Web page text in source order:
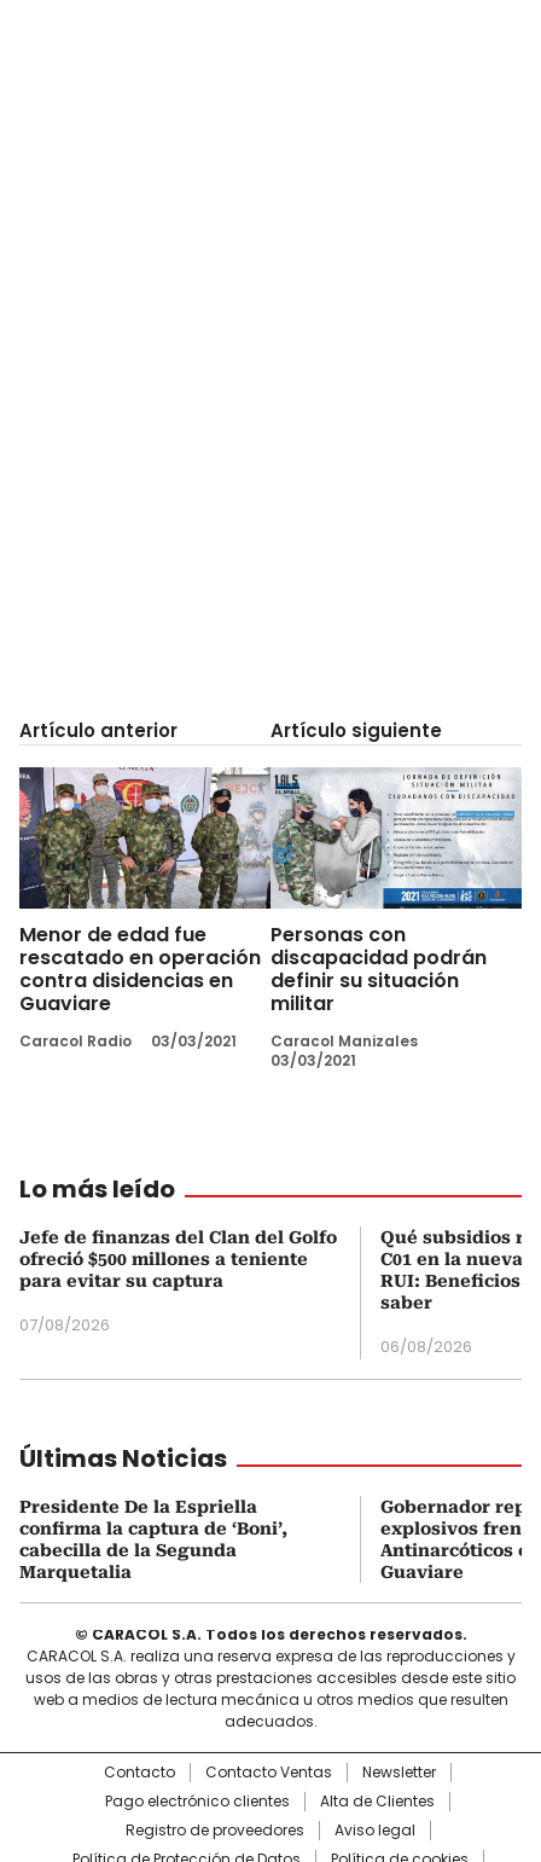
Artículo anterior
Menor de edad fue
rescatado en operación
contra disidencias en
Guaviare
Caracol Radio 03/03/2021
Artículo siguiente
Personas con
discapacidad podrán
definir su situación
militar
Caracol Manizales
03/03/2021
Lo más leído
Jefe de finanzas del Clan del Golfo
ofreció $500 millones a teniente
para evitar su captura
07/08/2026
Qué subsidios
C01 en la nueva
RUI: Beneficios
saber
06/08/2026
Últimas Noticias
Presidente De la Espriella
confirma la captura de ‘Boni’,
cabecilla de la Segunda
Marquetalia
Gobernador
explosivos frente
Antinarcóticos
Guaviare
© CARACOL S.A. Todos los derechos reservados.
CARACOL S.A. realiza una reserva expresa de las reproducciones y
usos de las obras y otras prestaciones accesibles desde este sitio
web a medios de lectura mecánica u otros medios que resulten
adecuados.
Contacto Contacto Ventas
Newsletter
Pago electrónico clientes
Alta de Clientes
Registro de proveedores
Aviso legal